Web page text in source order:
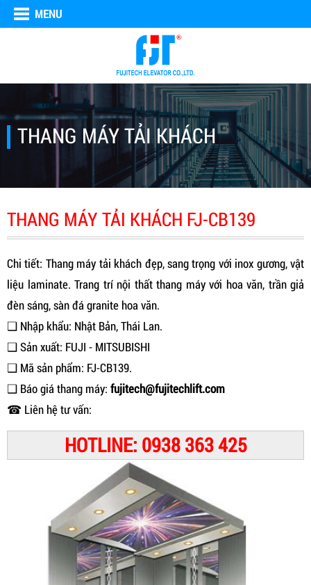
MENU
THANG MÁY TẢI KHÁCH
THANG MÁY TẢI KHÁCH FJ-CB139
Chi tiết: Thang máy tải khách đẹp, sang trọng với inox gương, vật
liệu laminate. Trang trí nội thất thang máy với hoa văn, trần giả
đèn sáng, sàn đá granite hoa văn.
❑ Nhập khẩu: Nhật Bản, Thái Lan.
❑ Sản xuất: FUJI - MITSUBISHI
❑ Mã sản phẩm: FJ-CB139.
❑ Báo giá thang máy: fujitech@fujitechlift.com
☎ Liên hệ tư vấn:
HOTLINE: 0938 363 425